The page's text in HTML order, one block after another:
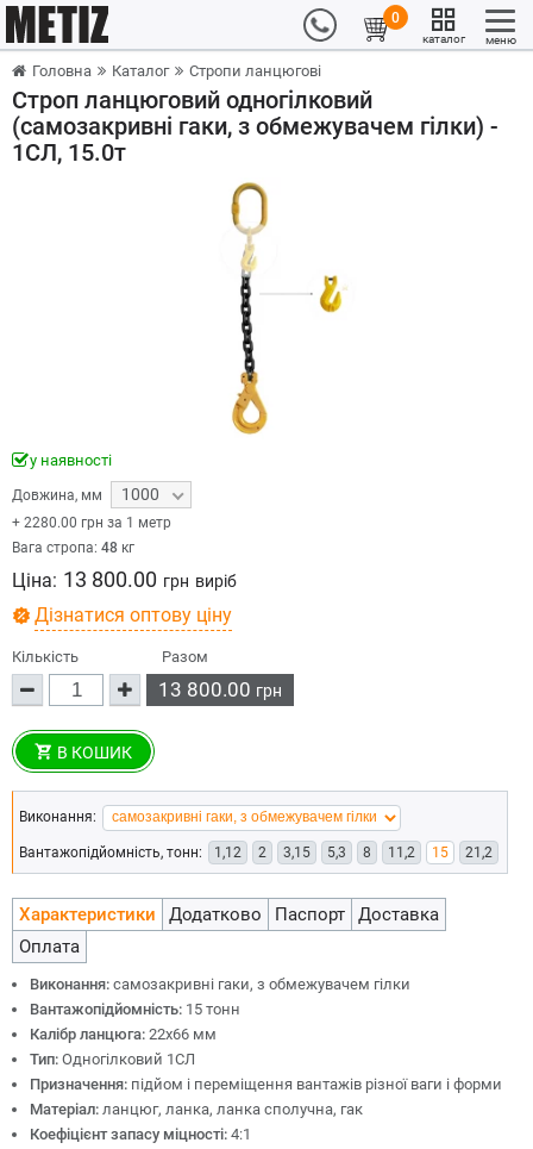
0
каталог меню
Головна Каталог Стропи ланцюгові
Строп ланцюговий одногілковий
(самозакривні гаки, з обмежувачем гілки) -
1СЛ, 15.0т
у наявності
Довжина, мм 1000
+ 2280.00 грн за 1 метр
Вага стропа: 48 кг
Ціна: 13 800.00 грн виріб
Дізнатися оптову ціну
Кількість Разом
13 800.00 грн
В КОШИК
Виконання:
Вантажопідйомність, тонн: 1,12 2 3,15 5,3 8 11,2 15 21,2
Характеристики Додатково Паспорт
Доставка
Оплата
Виконання: самозакривні гаки, з обмежувачем гілки
Вантажопідйомність: 15 тонн
Калібр ланцюга: 22х66 мм
Тип: Одногілковий 1СЛ
Призначення: підйом і переміщення вантажів різної ваги і форми
Матеріал: ланцюг, ланка, ланка сполучна, гак
Коефіцієнт запасу міцності: 4:1